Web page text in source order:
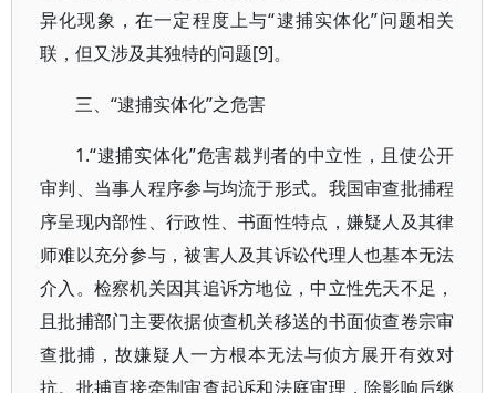
异化现象，在一定程度上与“逮捕实体化”问题相关
联，但又涉及其独特的问题[9]。
三、“逮捕实体化”之危害
1.“逮捕实体化”危害裁判者的中立性，且使公开
审判、当事人程序参与均流于形式。我国审查批捕程
序呈现内部性、行政性、书面性特点，嫌疑人及其律
师难以充分参与，被害人及其诉讼代理人也基本无法
介入。检察机关因其追诉方地位，中立性先天不足，
且批捕部门主要依据侦查机关移送的书面侦查卷宗审
查批捕，故嫌疑人一方根本无法与侦方展开有效对
抗。批捕直接牵制审查起诉和法庭审理，除影响后继